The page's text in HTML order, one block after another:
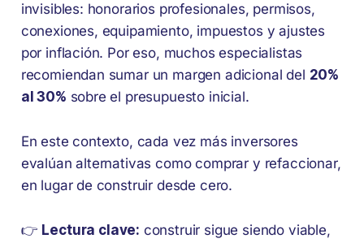
invisibles: honorarios profesionales, permisos,
conexiones, equipamiento, impuestos y ajustes
por inflación. Por eso, muchos especialistas
recomiendan sumar un margen adicional del 20%
al 30% sobre el presupuesto inicial.
En este contexto, cada vez más inversores
evalúan alternativas como comprar y refaccionar,
en lugar de construir desde cero.
👉 Lectura clave: construir sigue siendo viable,